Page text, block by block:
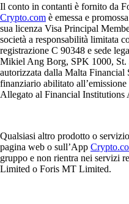
Il conto in contanti è fornito da
Crypto.com è emessa e
sua licenza Visa Principal
società a responsabilità limitata
registrazione C 90348 e sede
Mikiel Ang Borg, SPK 1000, St.
autorizzata dalla Malta
finanziario abilitato
Allegato al Financial
Qualsiasi altro prodotto o
pagina web o sull’App
gruppo e non rientra nei servizi
Limited o Foris MT Limited.